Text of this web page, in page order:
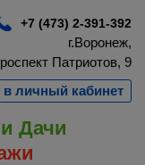
+7 (473) 2-391-392
г.Воронеж,
Патриотов, 9
личный кабинет
Дачи